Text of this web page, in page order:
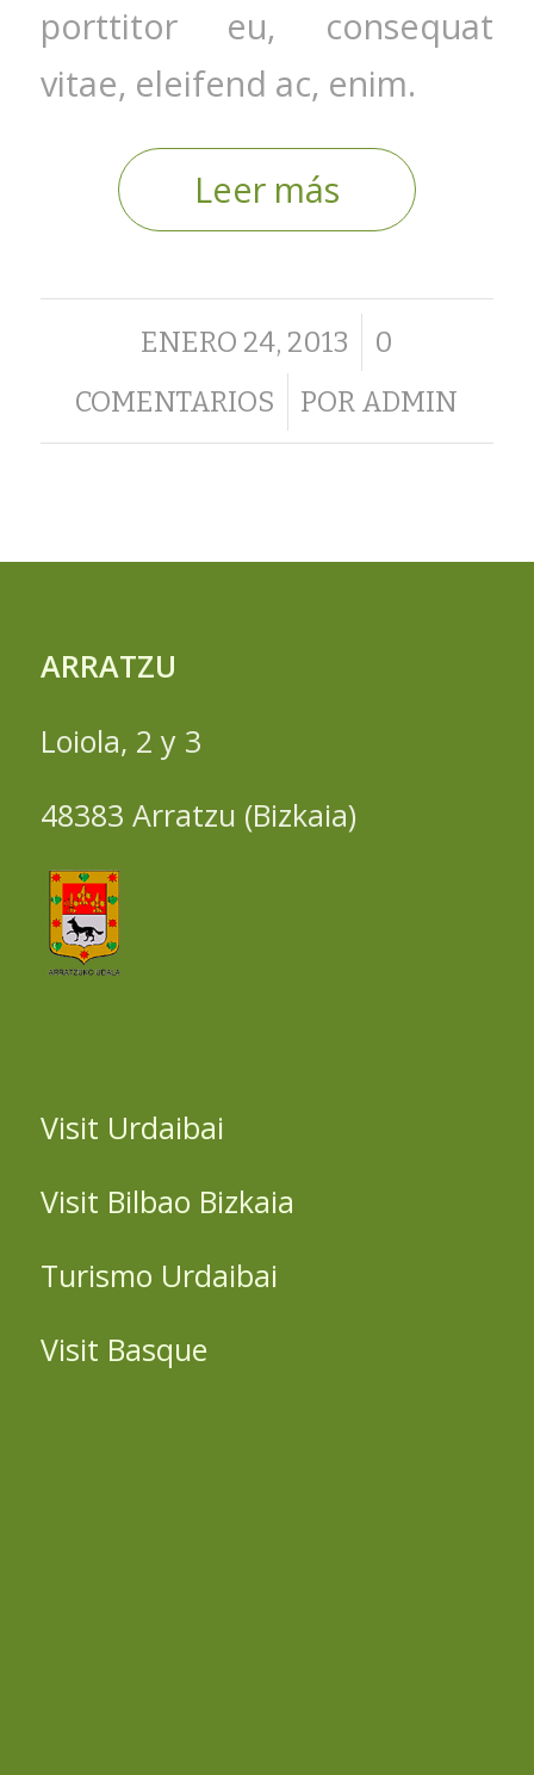
porttitor eu, consequat
vitae, eleifend ac, enim.
Leer más
ENERO 24, 2013
/
0
COMENTARIOS
/ POR ADMIN
ARRATZU
Loiola, 2 y 3
48383 Arratzu (Bizkaia)
Visit Urdaibai
Visit Bilbao Bizkaia
Turismo Urdaibai
Visit Basque